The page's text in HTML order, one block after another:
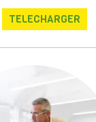
TELECHARGER